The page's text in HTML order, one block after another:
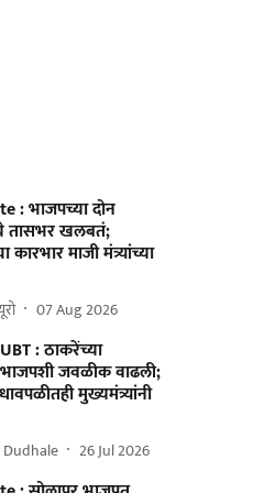
: भाजपच्या दोन
तासभर खलबतं;
कारभार माजी मंत्र्यांच्या
07 Aug 2026
: ठाकरेंच्या
जवळीक वाढली;
मुख्यमंत्र्यांनी
26 Jul 2026